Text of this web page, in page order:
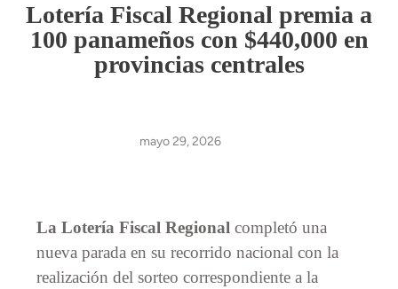
Lotería Fiscal Regional premia a
100 panameños con $440,000 en
provincias centrales
mayo 29, 2026
La Lotería Fiscal Regional completó una
nueva parada en su recorrido nacional con la
realización del sorteo correspondiente a la